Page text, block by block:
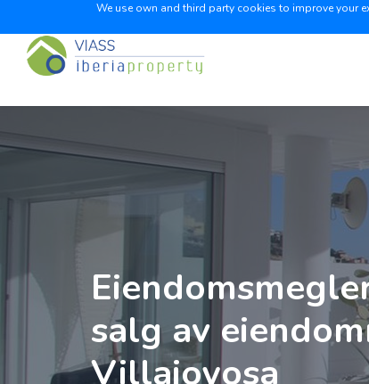
We use own and third party cookies to improve your
salg av
Villajoyosa